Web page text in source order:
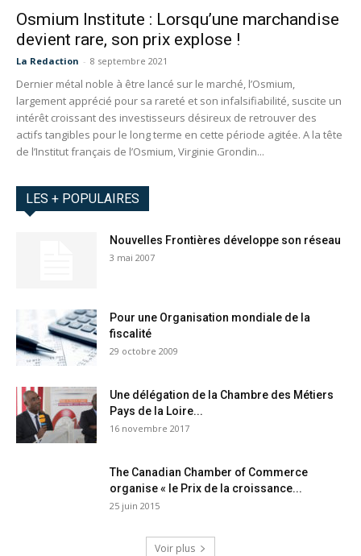
Osmium Institute : Lorsqu’une marchandise
devient rare, son prix explose !
La Redaction - 8 septembre 2021
Dernier métal noble à être lancé sur le marché, l’Osmium,
largement apprécié pour sa rareté et son infalsifiabilité, suscite un
intérêt croissant des investisseurs désireux de retrouver des
actifs tangibles pour le long terme en cette période agitée. A la tête
de l’Institut français de l’Osmium, Virginie Grondin...
LES + POPULAIRES
Nouvelles Frontières développe son réseau
3 mai 2007
Pour une Organisation mondiale de la
fiscalité
29 octobre 2009
Une délégation de la Chambre des Métiers
Pays de la Loire...
16 novembre 2017
The Canadian Chamber of Commerce
organise « le Prix de la croissance...
25 juin 2015
Voir plus